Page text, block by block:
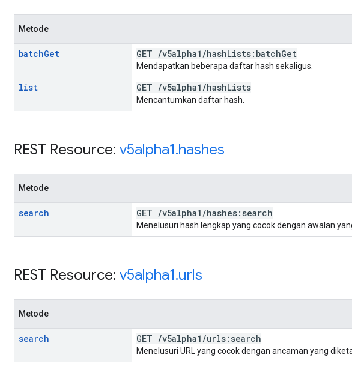
Metode
batchGet GET /v5alpha1 /hashLists:batchGet
Mendapatkan beberapa daftar hash sekaligus.
list GET /v5alpha1 /hashLists
Mencantumkan daftar hash.
REST Resource: v5alpha1.hashes
Metode
search GET /v5alpha1 /hashes:search
Menelusuri hash lengkap yang cocok dengan awalan
REST Resource: v5alpha1.urls
Metode
search GET /v5alpha1 /urls:search
Menelusuri URL yang cocok dengan ancaman yang